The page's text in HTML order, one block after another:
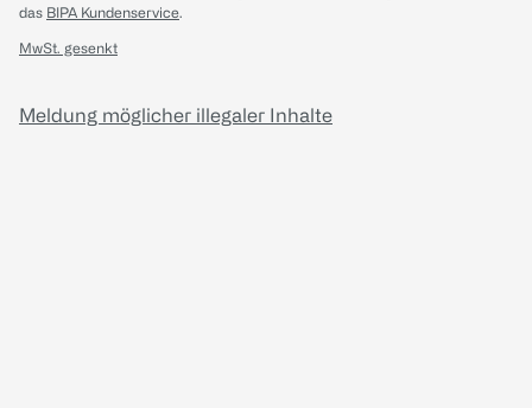
das BIPA Kundenservice.
MwSt. gesenkt
Meldung möglicher illegaler Inhalte